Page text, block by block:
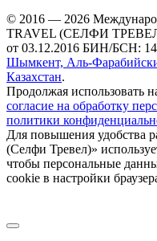
© 2016 — 2026
TRAVEL (СЕЛФИ
от 03.12.2016 БИН/БСН:
Шымкент, Аль-
Казахстан.
Продолжая использовать
согласие на обработку
политики
Для повышения удобства
(Селфи Тревел)»
чтобы персональные
cookie в настройки